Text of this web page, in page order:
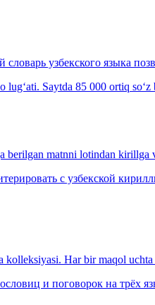
узбекского языка
Saytda 85 000 ortiq so‘z
matnni lotindan kirillga
с узбекской
kolleksiyasi. Har bir maqol
и поговорок на трёх